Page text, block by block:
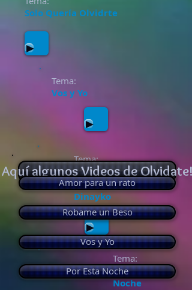
Solo Quería Olvidrte
Tema:
Vos y Yo
Tema:
TodoVale
Olvidate FT
Dinayko
Tema:
Por esta
Noche
Aquí algunos Videos de Olvidate!
Amor para un rato
Robame un Beso
Vos y Yo
Por Esta Noche